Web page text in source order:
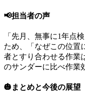
📢担当者の声
「先月、無事に1年点
ため、「なぜこの位置
者とすり合わせる作業
のサンダーに比べ作業
🎃まとめと今後の展望